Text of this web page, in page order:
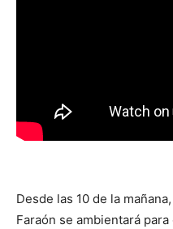
Desde las 10 de la
Faraón se ambientará